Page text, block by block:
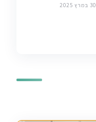
30 במרץ 2025